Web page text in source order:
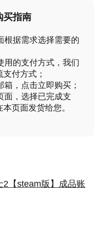
买指南
根据需求选择需要的
用的支付方式，我们
付方式；
，点击立即购买；
面，选择已完成支
页面发货给您。
2【steam版】成品账